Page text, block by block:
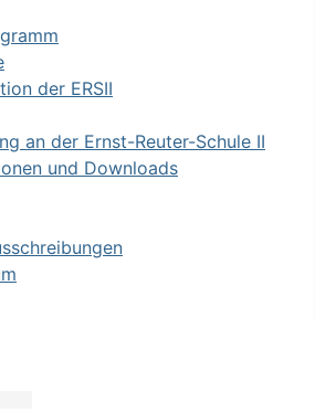
der ERSII
an der Ernst-Reuter-Schule II
und Downloads